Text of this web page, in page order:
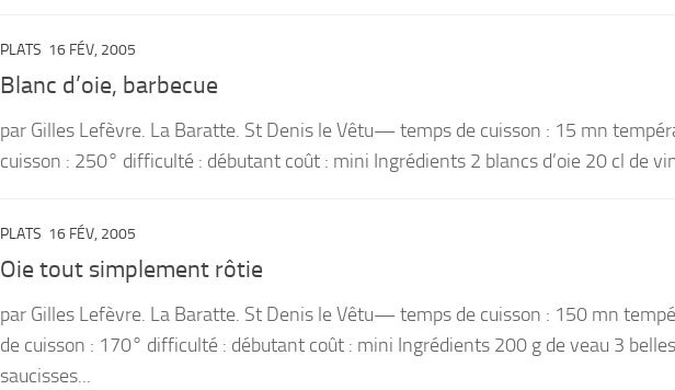
PLATS 16 FÉV, 2005
Blanc d’oie, barbecue
par Gilles Lefèvre. La Baratte. St Denis le Vêtu— temps de cuisson : 15 mn
cuisson : 250° difficulté : débutant coût : mini Ingrédients 2 blancs d’oie 20 cl de
PLATS 16 FÉV, 2005
Oie tout simplement rôtie
par Gilles Lefèvre. La Baratte. St Denis le Vêtu— temps de cuisson : 150 mn
de cuisson : 170° difficulté : débutant coût : mini Ingrédients 200 g de veau 3 belles
saucisses...